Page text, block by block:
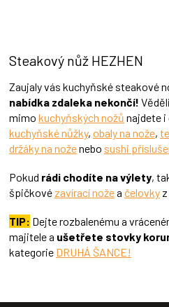
í
p
r
v
k
y
ý
p
s
u
Steakový nůž HEZHEN
Zaujaly vás kuchyňské steakové
nabídka zdaleka nekončí!
mimo kuchyňských nožů najdete i
kuchyňské nůžky, obaly na nože,
držáky na noženebo sushi
Pokud rádi chodíte na výlety,
špičkové zavírací nožea čelovky
TIP: Dejte rozbalenému a
majitele a ušetřete stovky
kategorie DRUHÁ ŠANCE!